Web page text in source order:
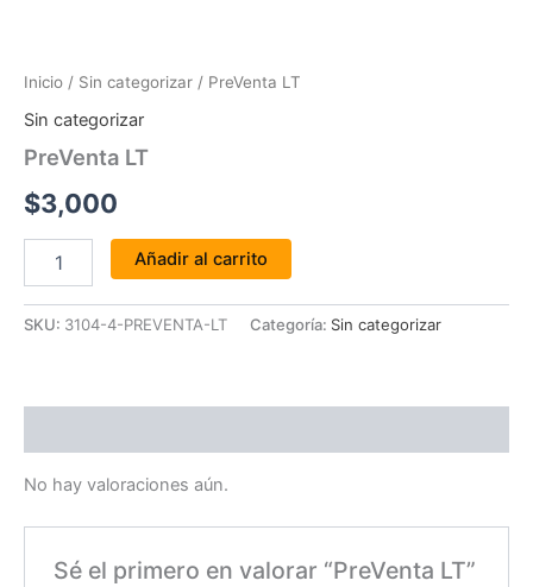
Inicio / Sin categorizar / PreVenta LT
Sin categorizar
PreVenta LT
$3,000
Añadir al carrito
SKU: 3104-4-PREVENTA-LT Categoría: Sin categorizar
No hay valoraciones aún.
Sé el primero en valorar “PreVenta LT”